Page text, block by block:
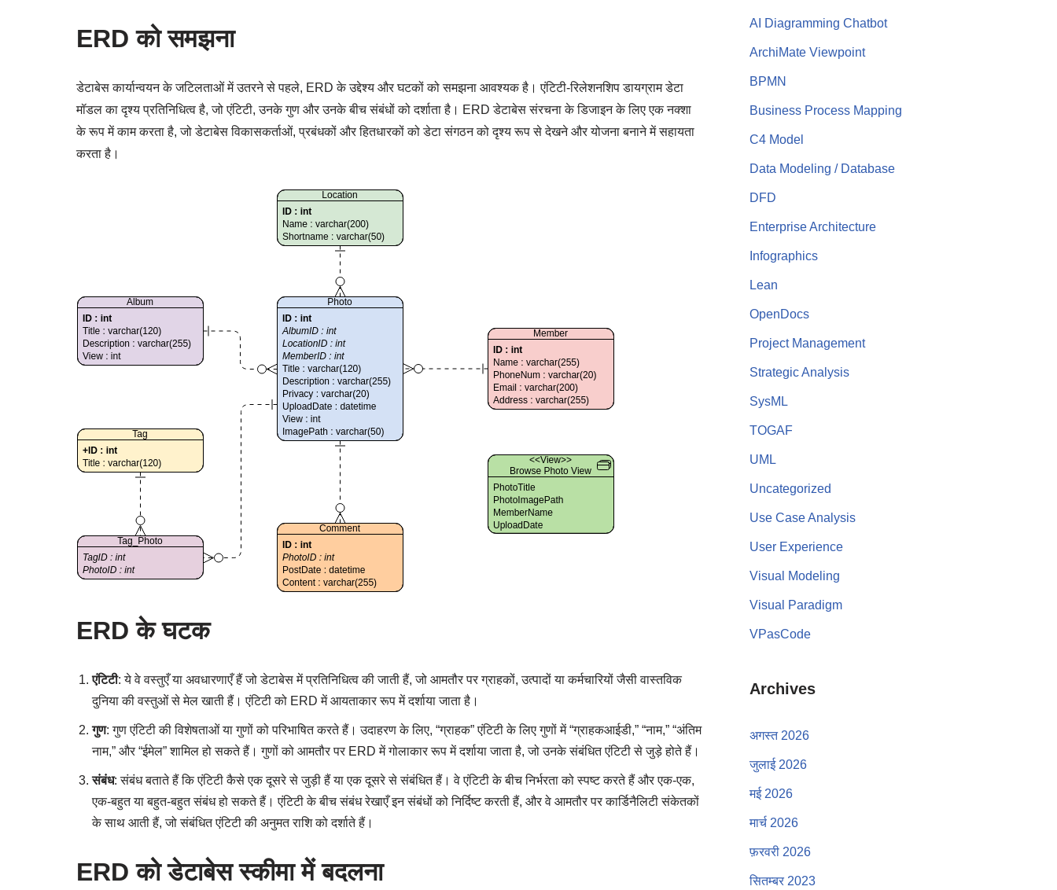
ERD को समझना
डेटाबेस कार्यान्वयन के जटिलताओं में उतरने से पहले, ERD के उद्देश्य और घटकों को समझना आवश्यक है। एंटिटी-रिलेशनशिप डायग्राम डेटा
मॉडल का दृश्य प्रतिनिधित्व है, जो एंटिटी, उनके गुण और उनके बीच संबंधों को दर्शाता है। ERD डेटाबेस संरचना के डिजाइन के लिए एक नक्शा
के रूप में काम करता है, जो डेटाबेस विकासकर्ताओं, प्रबंधकों और हितधारकों को डेटा संगठन को दृश्य रूप से देखने और योजना बनाने में सहायता
करता है।
ERD के घटक
एंटिटी: ये वे वस्तुएँ या अवधारणाएँ हैं जो डेटाबेस में प्रतिनिधित्व की जाती हैं, जो आमतौर पर ग्राहकों, उत्पादों या कर्मचारियों जैसी वास्तविक
दुनिया की वस्तुओं से मेल खाती हैं। एंटिटी को ERD में आयताकार रूप में दर्शाया जाता है।
गुण: गुण एंटिटी की विशेषताओं या गुणों को परिभाषित करते हैं। उदाहरण के लिए, “ग्राहक” एंटिटी के लिए गुणों में “ग्राहकआईडी,” “नाम,” “अंतिम
नाम,” और “ईमेल” शामिल हो सकते हैं। गुणों को आमतौर पर ERD में गोलाकार रूप में दर्शाया जाता है, जो उनके संबंधित एंटिटी से जुड़े होते हैं।
संबंध: संबंध बताते हैं कि एंटिटी कैसे एक दूसरे से जुड़ी हैं या एक दूसरे से संबंधित हैं। वे एंटिटी के बीच निर्भरता को स्पष्ट करते हैं और एक-एक,
एक-बहुत या बहुत-बहुत संबंध हो सकते हैं। एंटिटी के बीच संबंध रेखाएँ इन संबंधों को निर्दिष्ट करती हैं, और वे आमतौर पर कार्डिनैलिटी संकेतकों
के साथ आती हैं, जो संबंधित एंटिटी की अनुमत राशि को दर्शाते हैं।
ERD को डेटाबेस स्कीमा में बदलना
AI Diagramming Chatbot
ArchiMate Viewpoint
BPMN
Business Process Mapping
C4 Model
Data Modeling / Database
DFD
Enterprise Architecture
Infographics
Lean
OpenDocs
Project Management
Strategic Analysis
SysML
TOGAF
UML
Uncategorized
Use Case Analysis
User Experience
Visual Modeling
Visual Paradigm
VPasCode
Archives
अगस्त 2026
जुलाई 2026
मई 2026
मार्च 2026
फ़रवरी 2026
सितम्बर 2023